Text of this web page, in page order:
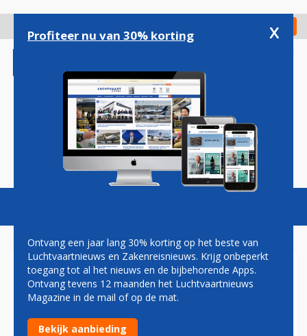
gaan
Check in
Magazine Podcasts Vacatures
TECHNOLOGIE
Airbus levert eerste A321neo aan
Profiteer nu van 30% korting x
Ontvang een jaar lang 30% korting op het beste van
Luchtvaartnieuws en Zakenreisnieuws. Krijg onbeperkt
toegang tot al het nieuws en de bijbehorende Apps.
Ontvang tevens 12 maanden het Luchtvaartnieuws
Magazine in de mail of op de mat.
Bekijk aanbieding